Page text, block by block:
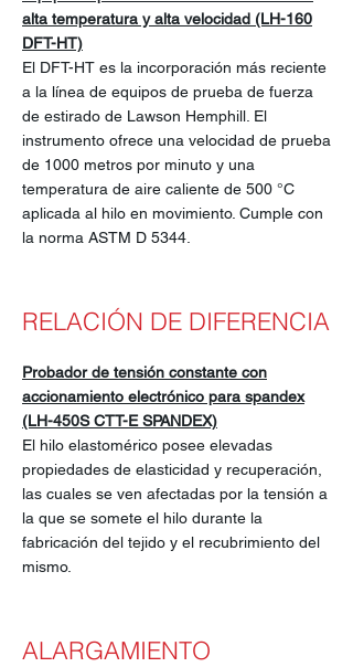
alta temperatura y alta velocidad (LH-160
DFT-HT)
El DFT-HT es la incorporación más reciente
a la línea de equipos de prueba de fuerza
de estirado de Lawson Hemphill. El
instrumento ofrece una velocidad de prueba
de 1000 metros por minuto y una
temperatura de aire caliente de 500 °C
aplicada al hilo en movimiento. Cumple con
la norma ASTM D 5344.
RELACIÓN DE DIFERENCIA
Probador de tensión constante con
accionamiento electrónico para spandex
(LH-450S CTT-E SPANDEX)
El hilo elastomérico posee elevadas
propiedades de elasticidad y recuperación,
las cuales se ven afectadas por la tensión a
la que se somete el hilo durante la
fabricación del tejido y el recubrimiento del
mismo.
ALARGAMIENTO